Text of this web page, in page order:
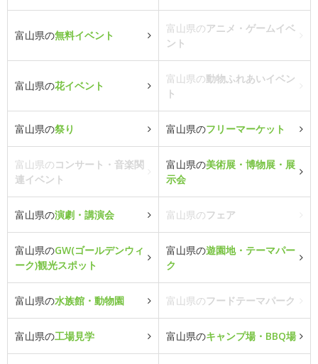
富山県の無料イベント
富山県のアニメ・ゲームイベ
ント
富山県の花イベント
富山県の動物ふれあいイベン
ト
富山県の祭り 富山県のフリーマーケット
富山県のコンサート・音楽関
連イベント
富山県の美術展・博物展・展
示会
富山県の演劇・講演会 富山県のフェア
富山県のGW(ゴールデンウィ
ーク)観光スポット
富山県の遊園地・テーマパー
ク
富山県の水族館・動物園 富山県のフードテーマパーク
富山県の工場見学 富山県のキャンプ場・BBQ場